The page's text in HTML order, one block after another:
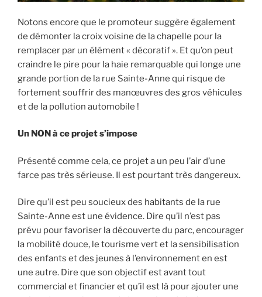
Notons encore que le promoteur suggère également
de démonter la croix voisine de la chapelle pour la
remplacer par un élément « décoratif ». Et qu’on peut
craindre le pire pour la haie remarquable qui longe une
grande portion de la rue Sainte-Anne qui risque de
fortement souffrir des manœuvres des gros véhicules
et de la pollution automobile !
Un NON à ce projet s’impose
Présenté comme cela, ce projet a un peu l’air d’une
farce pas très sérieuse. Il est pourtant très dangereux.
Dire qu’il est peu soucieux des habitants de la rue
Sainte-Anne est une évidence. Dire qu’il n’est pas
prévu pour favoriser la découverte du parc, encourager
la mobilité douce, le tourisme vert et la sensibilisation
des enfants et des jeunes à l’environnement en est
une autre. Dire que son objectif est avant tout
commercial et financier et qu’il est là pour ajouter une